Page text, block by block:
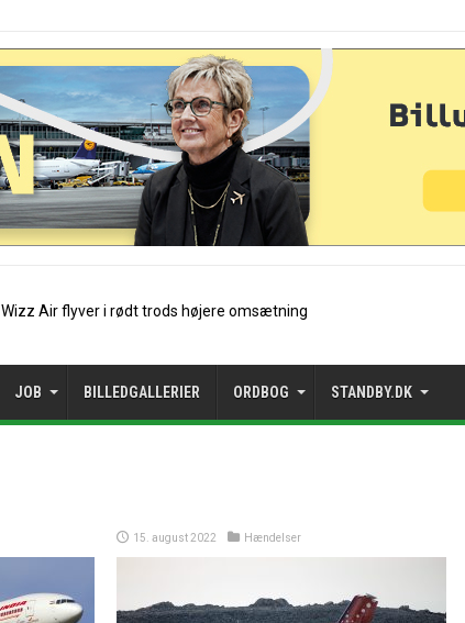
Norwegian-koncernen ov
JOB BILLEDGALLERIER ORDBOG STANDBY.DK
15. august 2022 Hændelser